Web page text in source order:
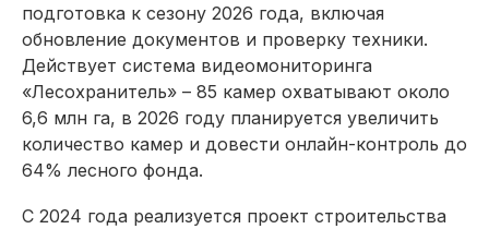
подготовка к сезону 2026 года, включая
обновление документов и проверку техники.
Действует система видеомониторинга
«Лесохранитель» – 85 камер охватывают около
6,6 млн га, в 2026 году планируется увеличить
количество камер и довести онлайн-контроль до
64% лесного фонда.
С 2024 года реализуется проект строительства